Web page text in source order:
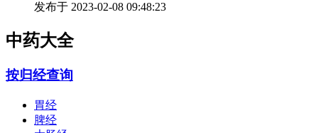
发布于 2023-02-08 09:48:23
中药大全
按归经查询
胃经
脾经